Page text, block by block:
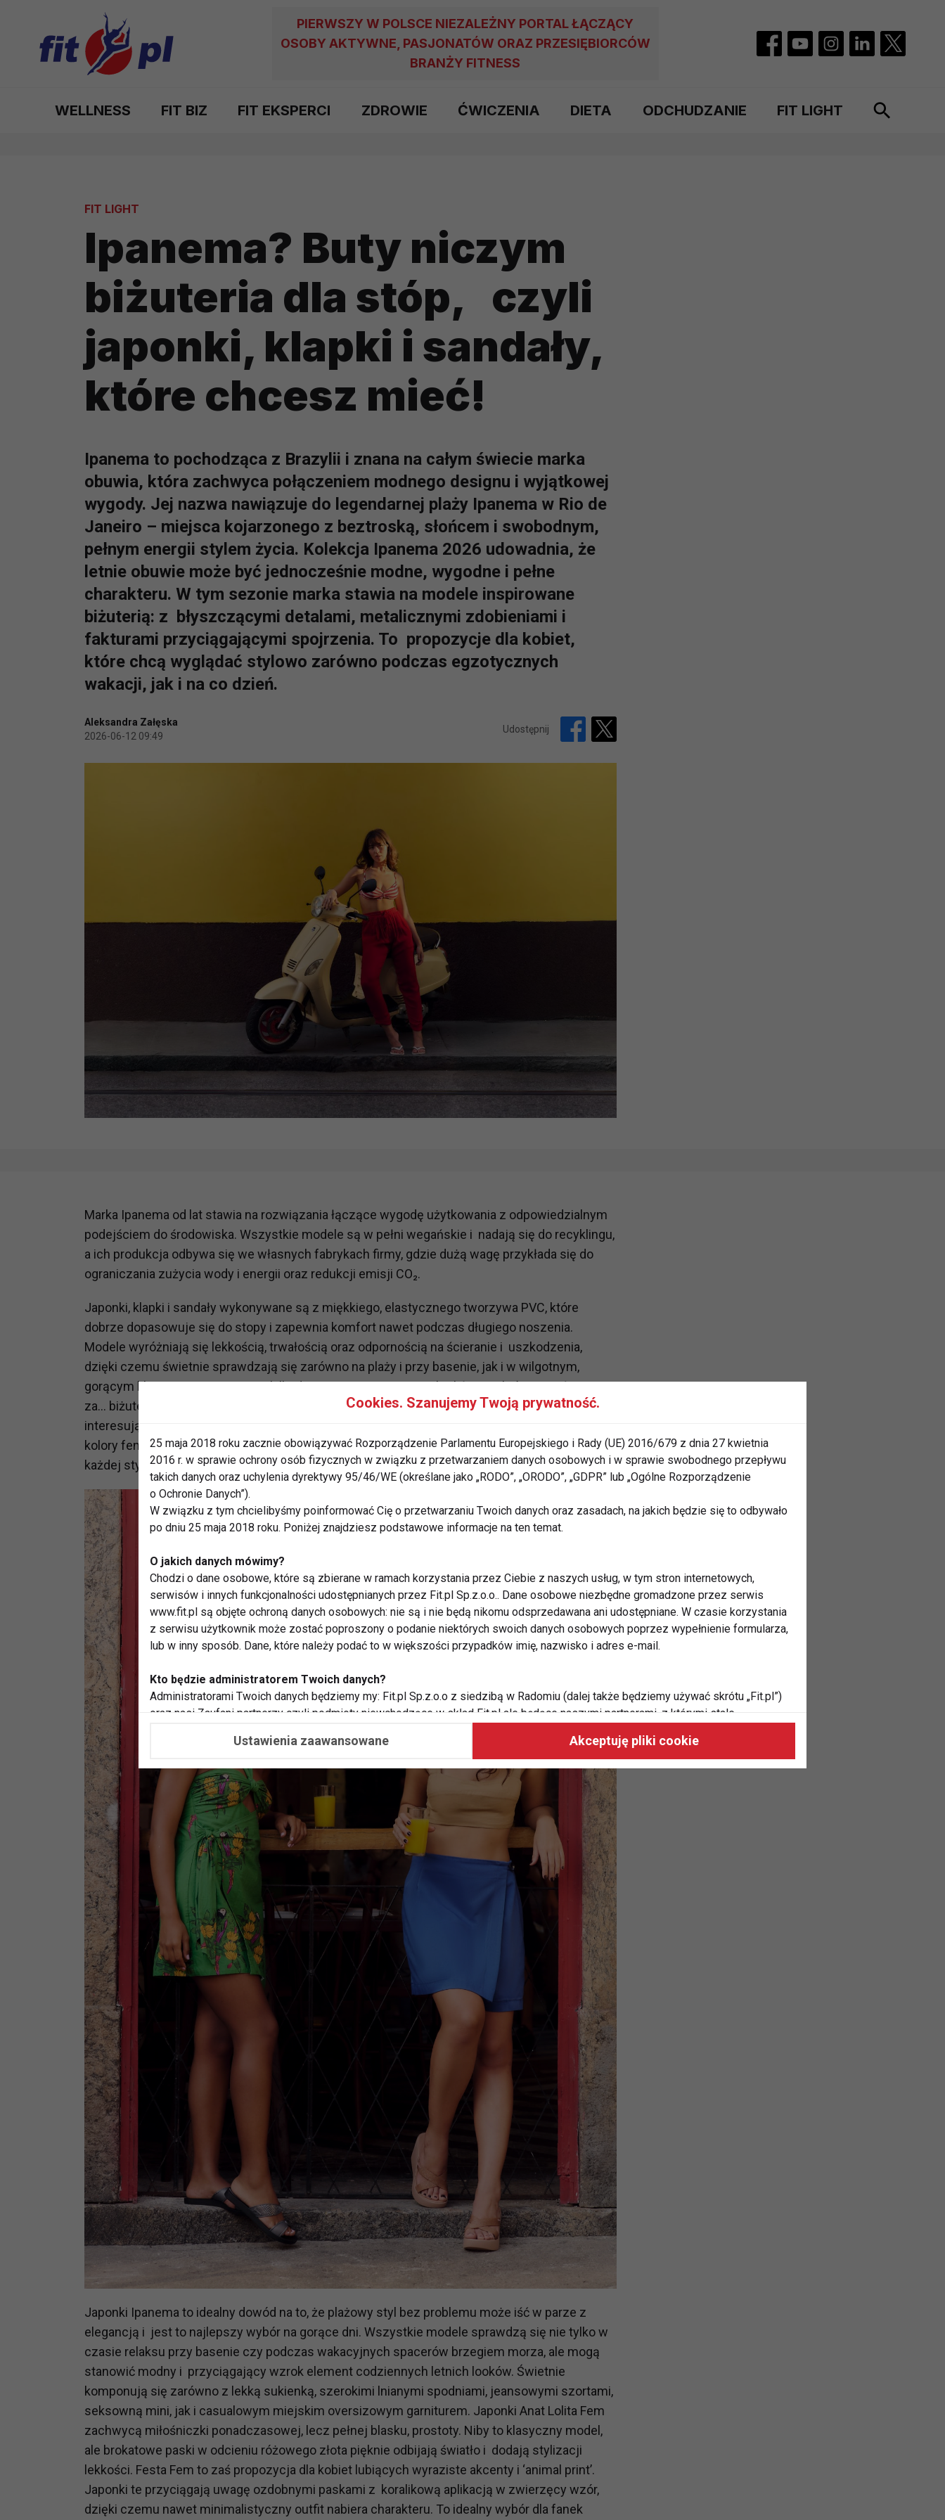
PIERWSZY W POLSCE NIEZALEŻNY PORTAL ŁĄCZĄCY
OSOBY AKTYWNE, PASJONATÓW ORAZ PRZESIĘBIORCÓW
BRANŻY FITNESS
WELLNESS FIT BIZ FIT EKSPERCI ZDROWIE ĆWICZENIA DIETA ODCHUDZANIE FIT LIGHT
FIT LIGHT
Ipanema? Buty niczym
biżuteria dla stóp, czyli
japonki, klapki i sandały,
które chcesz mieć!
Ipanema to pochodząca z Brazylii i znana na całym świecie marka
obuwia, która zachwyca połączeniem modnego designu i wyjątkowej
wygody. Jej nazwa nawiązuje do legendarnej plaży Ipanema w Rio de
Janeiro – miejsca kojarzonego z beztroską, słońcem i swobodnym,
pełnym energii stylem życia. Kolekcja Ipanema 2026 udowadnia, że
letnie obuwie może być jednocześnie modne, wygodne i pełne
charakteru. W tym sezonie marka stawia na modele inspirowane
biżuterią: z błyszczącymi detalami, metalicznymi zdobieniami i
fakturami przyciągającymi spojrzenia. To propozycje dla kobiet,
które chcą wyglądać stylowo zarówno podczas egzotycznych
wakacji, jak i na co dzień.
Aleksandra Załęska
2026-06-12 09:49
Udostępnij
Marka Ipanema od lat stawia na rozwiązania łączące wygodę użytkowania z odpowiedzialnym
podejściem do środowiska. Wszystkie modele są w pełni wegańskie i nadają się do recyklingu,
a ich produkcja odbywa się we własnych fabrykach firmy, gdzie dużą wagę przykłada się do
ograniczania zużycia wody i energii oraz redukcji emisji CO₂.
Japonki, klapki i sandały wykonywane są z miękkiego, elastycznego tworzywa PVC, które
dobrze dopasowuje się do stopy i zapewnia komfort nawet podczas długiego noszenia.
Modele wyróżniają się lekkością, trwałością oraz odpornością na ścieranie i uszkodzenia,
dzięki czemu świetnie sprawdzają się zarówno na plaży i przy basenie, jak i w wilgotnym,
gorącym klimacie. Tym razem, z kilkudziesięciu propozycji, wybraliśmy te, które uznać można
za… biżuterię dla stóp. Każdy model wyróżnia się przyciągającym wzrok zdobieniem lub
interesującą fakturą, a paleta kolorystyczna obejmuje czerń, brązy, beże i pudrowe róże. Te
kolory fenomenalnie prezentują się na opalonej skórze, a jednocześnie pasują do niemal
każdej stylizacji.
Japonki Ipanema to idealny dowód na to, że plażowy styl bez problemu może iść w parze z
elegancją i jest to najlepszy wybór na gorące dni. Wszystkie modele sprawdzą się nie tylko w
czasie relaksu przy basenie czy podczas wakacyjnych spacerów brzegiem morza, ale mogą
stanowić modny i przyciągający wzrok element codziennych letnich looków. Świetnie
komponują się zarówno z lekką sukienką, szerokimi lnianymi spodniami, jeansowymi szortami,
seksowną mini, jak i casualowym miejskim oversizowym garniturem. Japonki Anat Lolita Fem
zachwycą miłośniczki ponadczasowej, lecz pełnej blasku, prostoty. Niby to klasyczny model,
ale brokatowe paski w odcieniu różowego złota pięknie odbijają światło i dodają stylizacji
lekkości. Festa Fem to zaś propozycja dla kobiet lubiących wyraziste akcenty i ‘animal print’.
Japonki te przyciągają uwagę ozdobnymi paskami z koralikową aplikacją w zwierzęcy wzór,
dzięki czemu nawet minimalistyczny outfit nabiera charakteru. To idealny wybór dla fanek
Cookies. Szanujemy Twoją prywatność.
25 maja 2018 roku zacznie obowiązywać Rozporządzenie Parlamentu Europejskiego i Rady (UE) 2016/679 z dnia 27 kwietnia
2016 r. w sprawie ochrony osób fizycznych w związku z przetwarzaniem danych osobowych i w sprawie swobodnego przepływu
takich danych oraz uchylenia dyrektywy 95/46/WE (określane jako „RODO”, „ORODO”, „GDPR” lub „Ogólne Rozporządzenie
o Ochronie Danych”).
W związku z tym chcielibyśmy poinformować Cię o przetwarzaniu Twoich danych oraz zasadach, na jakich będzie się to odbywało
po dniu 25 maja 2018 roku. Poniżej znajdziesz podstawowe informacje na ten temat.
O jakich danych mówimy?
Chodzi o dane osobowe, które są zbierane w ramach korzystania przez Ciebie z naszych usług, w tym stron internetowych,
serwisów i innych funkcjonalności udostępnianych przez Fit.pl Sp.z.o.o.. Dane osobowe niezbędne gromadzone przez serwis
www.fit.pl są objęte ochroną danych osobowych: nie są i nie będą nikomu odsprzedawana ani udostępniane. W czasie korzystania
z serwisu użytkownik może zostać poproszony o podanie niektórych swoich danych osobowych poprzez wypełnienie formularza,
lub w inny sposób. Dane, które należy podać to w większości przypadków imię, nazwisko i adres e-mail.
Kto będzie administratorem Twoich danych?
Administratorami Twoich danych będziemy my: Fit.pl Sp.z.o.o z siedzibą w Radomiu (dalej także będziemy używać skrótu „Fit.pl”)
oraz nasi Zaufani partnerzy czyli podmioty niewchodzące w skład Fit.pl ale będące naszymi partnerami, z którymi stale
potrzeb i zainteresowań.
Dlaczego chcemy przetwarzać Twoje dane?
Przetwarzamy te dane w celach, aby:
dopasować treści stron i ich tematykę, w tym tematykę ukazujących się tam materiałów do Twoich zainteresowań oraz do
przeprowadzania konkursów z nagrodami,
zapewnić Ci większe bezpieczeństwo usług, w tym aby wykryć ewentualne boty, oszustwa czy nadużycia,
pokazywać Ci reklamy dopasowane do Twoich potrzeb i zainteresowań,
dokonywać pomiarów, które pozwalają nam udoskonalać nasze usługi i sprawić, że będą maksymalnie odpowiadać Twoim
potrzebom
Komu możemy przekazać dane?
Zgodnie z obowiązującym prawem Twoje dane możemy przekazywać podmiotom przetwarzającym je na nasze zlecenie,
np. agencjom marketingowym, podwykonawcom naszych usług oraz podmiotom uprawnionym do uzyskania danych na podstawie
obowiązującego prawa np. sądy lub organy ścigania – oczywiście tylko gdy wystąpią z żądaniem w oparciu o stosowną podstawę
prawną. Pragniemy też wspomnieć, że na większości stron internetowych dane o ruchu użytkowników zbierane są przez naszych
Zaufanych parterów.
Jakie masz prawa w stosunku do Twoich danych?
Masz między innymi prawo do żądania dostępu do danych, sprostowania, usunięcia lub ograniczenia ich przetwarzania. Możesz
także wycofać zgodę na przetwarzanie danych osobowych, zgłosić sprzeciw oraz skorzystać z innych praw wymienionych
szczegółowo tutaj.
Jakie są podstawy prawne przetwarzania Twoich danych?
Każde przetwarzanie Twoich danych musi być oparte na właściwej, zgodnej z obowiązującymi przepisami, podstawie prawnej.
Podstawą prawną przetwarzania Twoich danych w celu świadczenia usług, w tym dopasowywania ich do Twoich zainteresowań,
analizowania ich i udoskonalania oraz zapewniania ich bezpieczeństwa jest niezbędność do wykonania umów o ich świadczenie
(tymi umowami są zazwyczaj regulaminy lub podobne dokumenty dostępne w usługach, z których korzystasz). Taką podstawą
prawną dla pomiarów statystycznych i marketingu własnego administratorów jest tzw. uzasadniony interes administratora.
Przetwarzanie Twoich danych w celach marketingowych podmiotów trzecich będzie odbywać się na podstawie Twojej dobrowolnej
zgody.
Ustawienia zaawansowane Akceptuję pliki cookie